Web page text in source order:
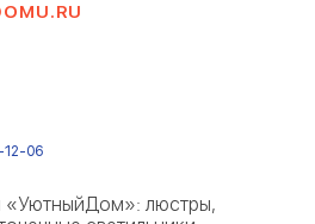
12-06
«УютныйДом»: люстры,